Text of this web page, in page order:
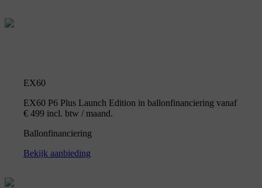
EX60
EX60 P6 Plus Launch Edition in ballonfinanciering vanaf
€ 499 incl. btw / maand.
Ballonfinanciering
Bekijk aanbieding